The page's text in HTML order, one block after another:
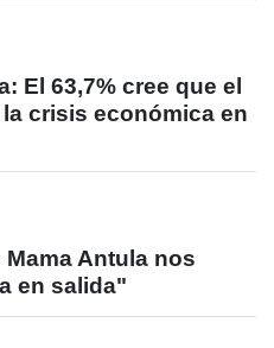
El 63,7% cree que el
crisis económica en
Antula nos
en salida"